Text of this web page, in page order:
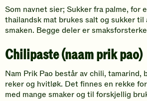
Som navnet sier; Sukker fra palme, for
thailandsk mat brukes salt og sukker til
smaken. Begge deler er
Chilipaste (naam prik pao)
Nam Prik Pao består av chili, tamarind,
reker og hvitløk. Det finnes en rekke
med mange smaker og til forskjellig